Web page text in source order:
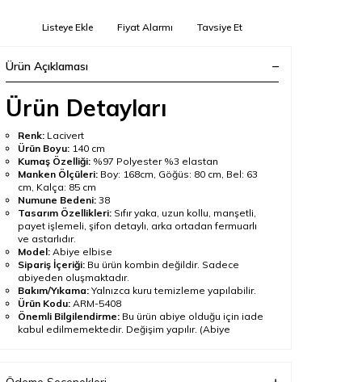
Listeye Ekle Fiyat Alarmı Tavsiye Et
Ürün Açıklaması
Ürün Detayları
Renk: Lacivert
Ürün Boyu: 140 cm
Kumaş Özelliği: %97 Polyester %3 elastan
Manken Ölçüleri: Boy: 168cm, Göğüs: 80 cm, Bel: 63
cm, Kalça: 85 cm
Numune Bedeni: 38
Tasarım Özellikleri: Sıfır yaka, uzun kollu, manşetli,
payet işlemeli, şifon detaylı, arka ortadan fermuarlı
ve astarlıdır.
Model: Abiye elbise
Sipariş İçeriği: Bu ürün kombin değildir. Sadece
abiyeden oluşmaktadır.
Bakım/Yıkama: Yalnızca kuru temizleme yapılabilir.
Ürün Kodu: ARM-5408
Önemli Bilgilendirme: Bu ürün abiye olduğu için iade
kabul edilmemektedir. Değişim yapılır. (Abiye